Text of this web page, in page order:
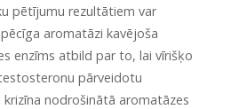
pētījumu rezultātiem var
aromatāzi kavējoša
enzīms atbild par to, lai vīrišķo
pārveidotu
nodrošinātā aromatāzes